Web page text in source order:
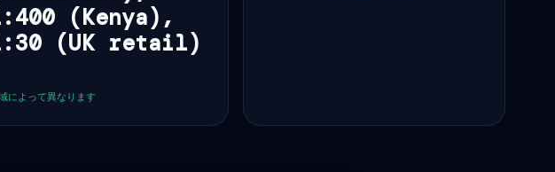
(Kenya),
(UK retail)
によって異なります